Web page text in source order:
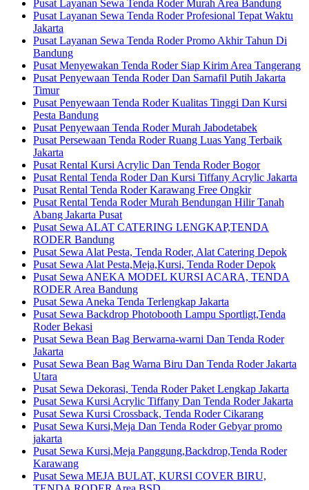
Pusat Layanan Sewa Tenda Roder Murah Area Bandung
Pusat Layanan Sewa Tenda Roder Profesional Tepat Waktu
Jakarta
Pusat Layanan Sewa Tenda Roder Promo Akhir Tahun Di
Bandung
Pusat Menyewakan Tenda Roder Siap Kirim Area Tangerang
Pusat Penyewaan Tenda Roder Dan Sarnafil Putih Jakarta
Timur
Pusat Penyewaan Tenda Roder Kualitas Tinggi Dan Kursi
Pesta Bandung
Pusat Penyewaan Tenda Roder Murah Jabodetabek
Pusat Persewaan Tenda Roder Ruang Luas Yang Terbaik
Jakarta
Pusat Rental Kursi Acrylic Dan Tenda Roder Bogor
Pusat Rental Tenda Roder Dan Kursi Tiffany Acrylic Jakarta
Pusat Rental Tenda Roder Karawang Free Ongkir
Pusat Rental Tenda Roder Murah Bendungan Hilir Tanah
Abang Jakarta Pusat
Pusat Sewa ALAT CATERING LENGKAP,TENDA
RODER Bandung
Pusat Sewa Alat Pesta, Tenda Roder, Alat Catering Depok
Pusat Sewa Alat Pesta,Meja,Kursi, Tenda Roder Depok
Pusat Sewa ANEKA MODEL KURSI ACARA, TENDA
RODER Area Bandung
Pusat Sewa Aneka Tenda Terlengkap Jakarta
Pusat Sewa Backdrop Photobooth Lampu Sportligt,Tenda
Roder Bekasi
Pusat Sewa Bean Bag Berwarna-warni Dan Tenda Roder
Jakarta
Pusat Sewa Bean Bag Warna Biru Dan Tenda Roder Jakarta
Utara
Pusat Sewa Dekorasi, Tenda Roder Paket Lengkap Jakarta
Pusat Sewa Kursi Acrylic Tiffany Dan Tenda Roder Jakarta
Pusat Sewa Kursi Crossback, Tenda Roder Cikarang
Pusat Sewa Kursi,Meja Dan Tenda Roder Gebyar promo
jakarta
Pusat Sewa Kursi,Meja Panggung,Backdrop,Tenda Roder
Karawang
Pusat Sewa MEJA BULAT, KURSI COVER BIRU,